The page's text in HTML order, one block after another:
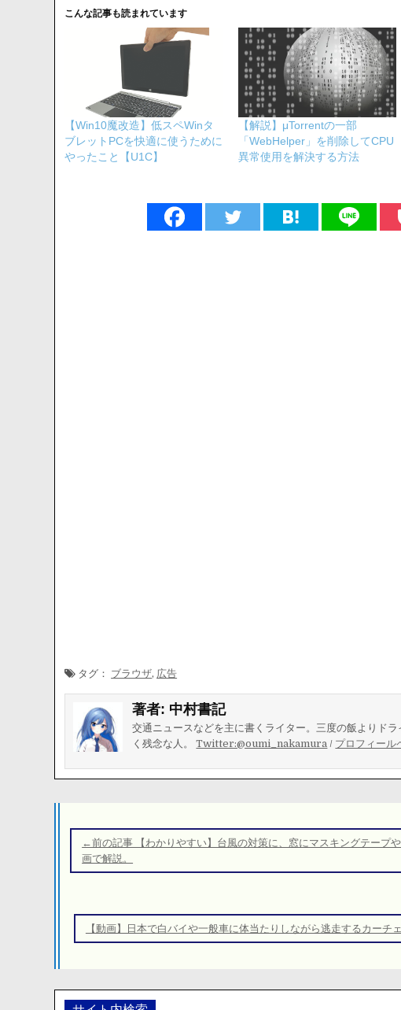
こんな記事も読まれています
【Win10魔改造】低スペWinタ
ブレットPCを快適に使うために
やったこと【U1C】
【解説】μTorrentの一部
「WebHelper」を削除してCPU
異常使用を解決する方法
タグ： ブラウザ, 広告
著者: 中村書記
交通ニュースなどを主に書くライター。三度の飯よりド
く残念な人。Twitter:@oumi_nakamura / プロフィール
稿
ナ
ー
シ
ン
←前の記事 【わかりやすい】台風の対策に、窓にマスキングテープ
画で解説。
【動画】日本で白バイや一般車に体当たりしながら逃走するカー